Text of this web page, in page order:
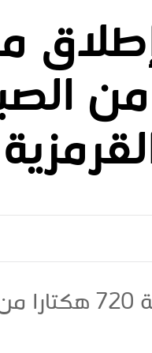
من
“الجيل الأخضر”..